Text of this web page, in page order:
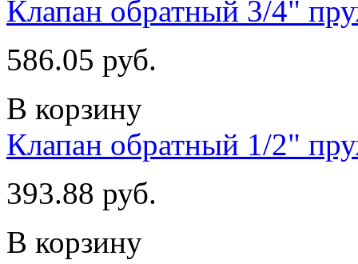
Клапан обратный 3/4"
586.05 руб.
В корзину
Клапан обратный 1/2"
393.88 руб.
В корзину